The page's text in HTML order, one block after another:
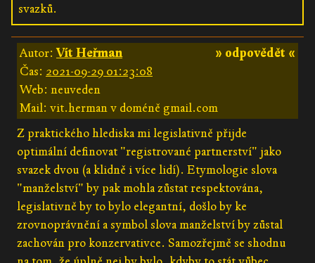
svazků.
» odpovědět «
Autor:Vít Heřman
Čas: 2021-09-29 01:23:08
Web: neuveden
Mail: vit.herman v doméně gmail.com
Z praktického hlediska mi legislativně přijde
optimální definovat "registrované partnerství" jako
svazek dvou (a klidně i více lidí). Etymologie slova
"manželství" by pak mohla zůstat respektována,
legislativně by to bylo elegantní, došlo by ke
zrovnoprávnění a symbol slova manželství by zůstal
zachován pro konzervativce. Samozřejmě se shodnu